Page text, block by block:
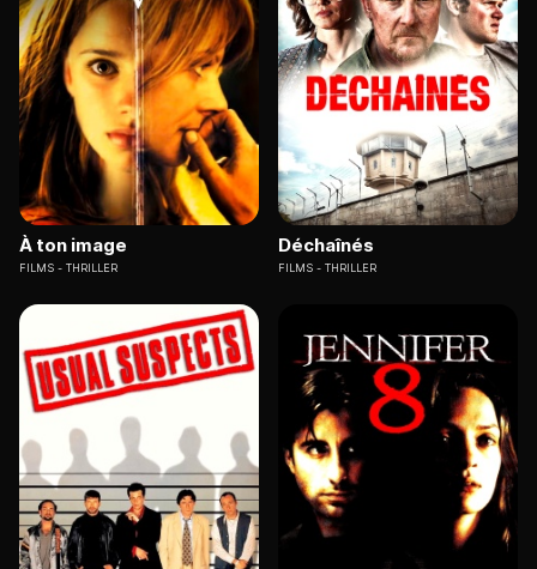
À ton image
FILMS THRILLER
Déchaînés
FILMS THRILLER